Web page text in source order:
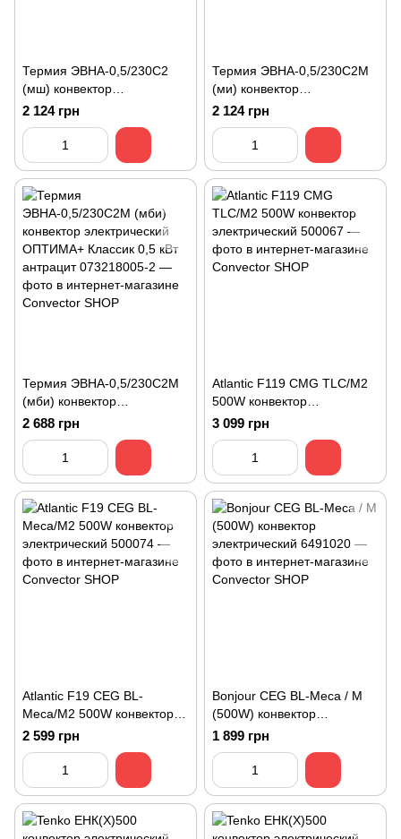
Термия ЭВНА-0,5/230С2
(мш) конвектор
электрический ЕВРО
Эконом 0,5 кВт
2 124 грн
Термия ЭВНА-0,5/230С2М
(ми) конвектор
электрический ОПТИМА+
Эконом 0,5 кВт антрацит
2 124 грн
Термия ЭВНА-0,5/230С2М
(мби) конвектор
электрический ОПТИМА+
Классик 0,5 кВт антрацит
2 688 грн
Atlantic F119 CMG TLC/M2
500W конвектор
электрический
3 099 грн
Atlantic F19 CEG BL-
Meca/M2 500W конвектор
электрический
2 599 грн
Bonjour CEG BL-Meca / M
(500W) конвектор
электрический
1 899 грн